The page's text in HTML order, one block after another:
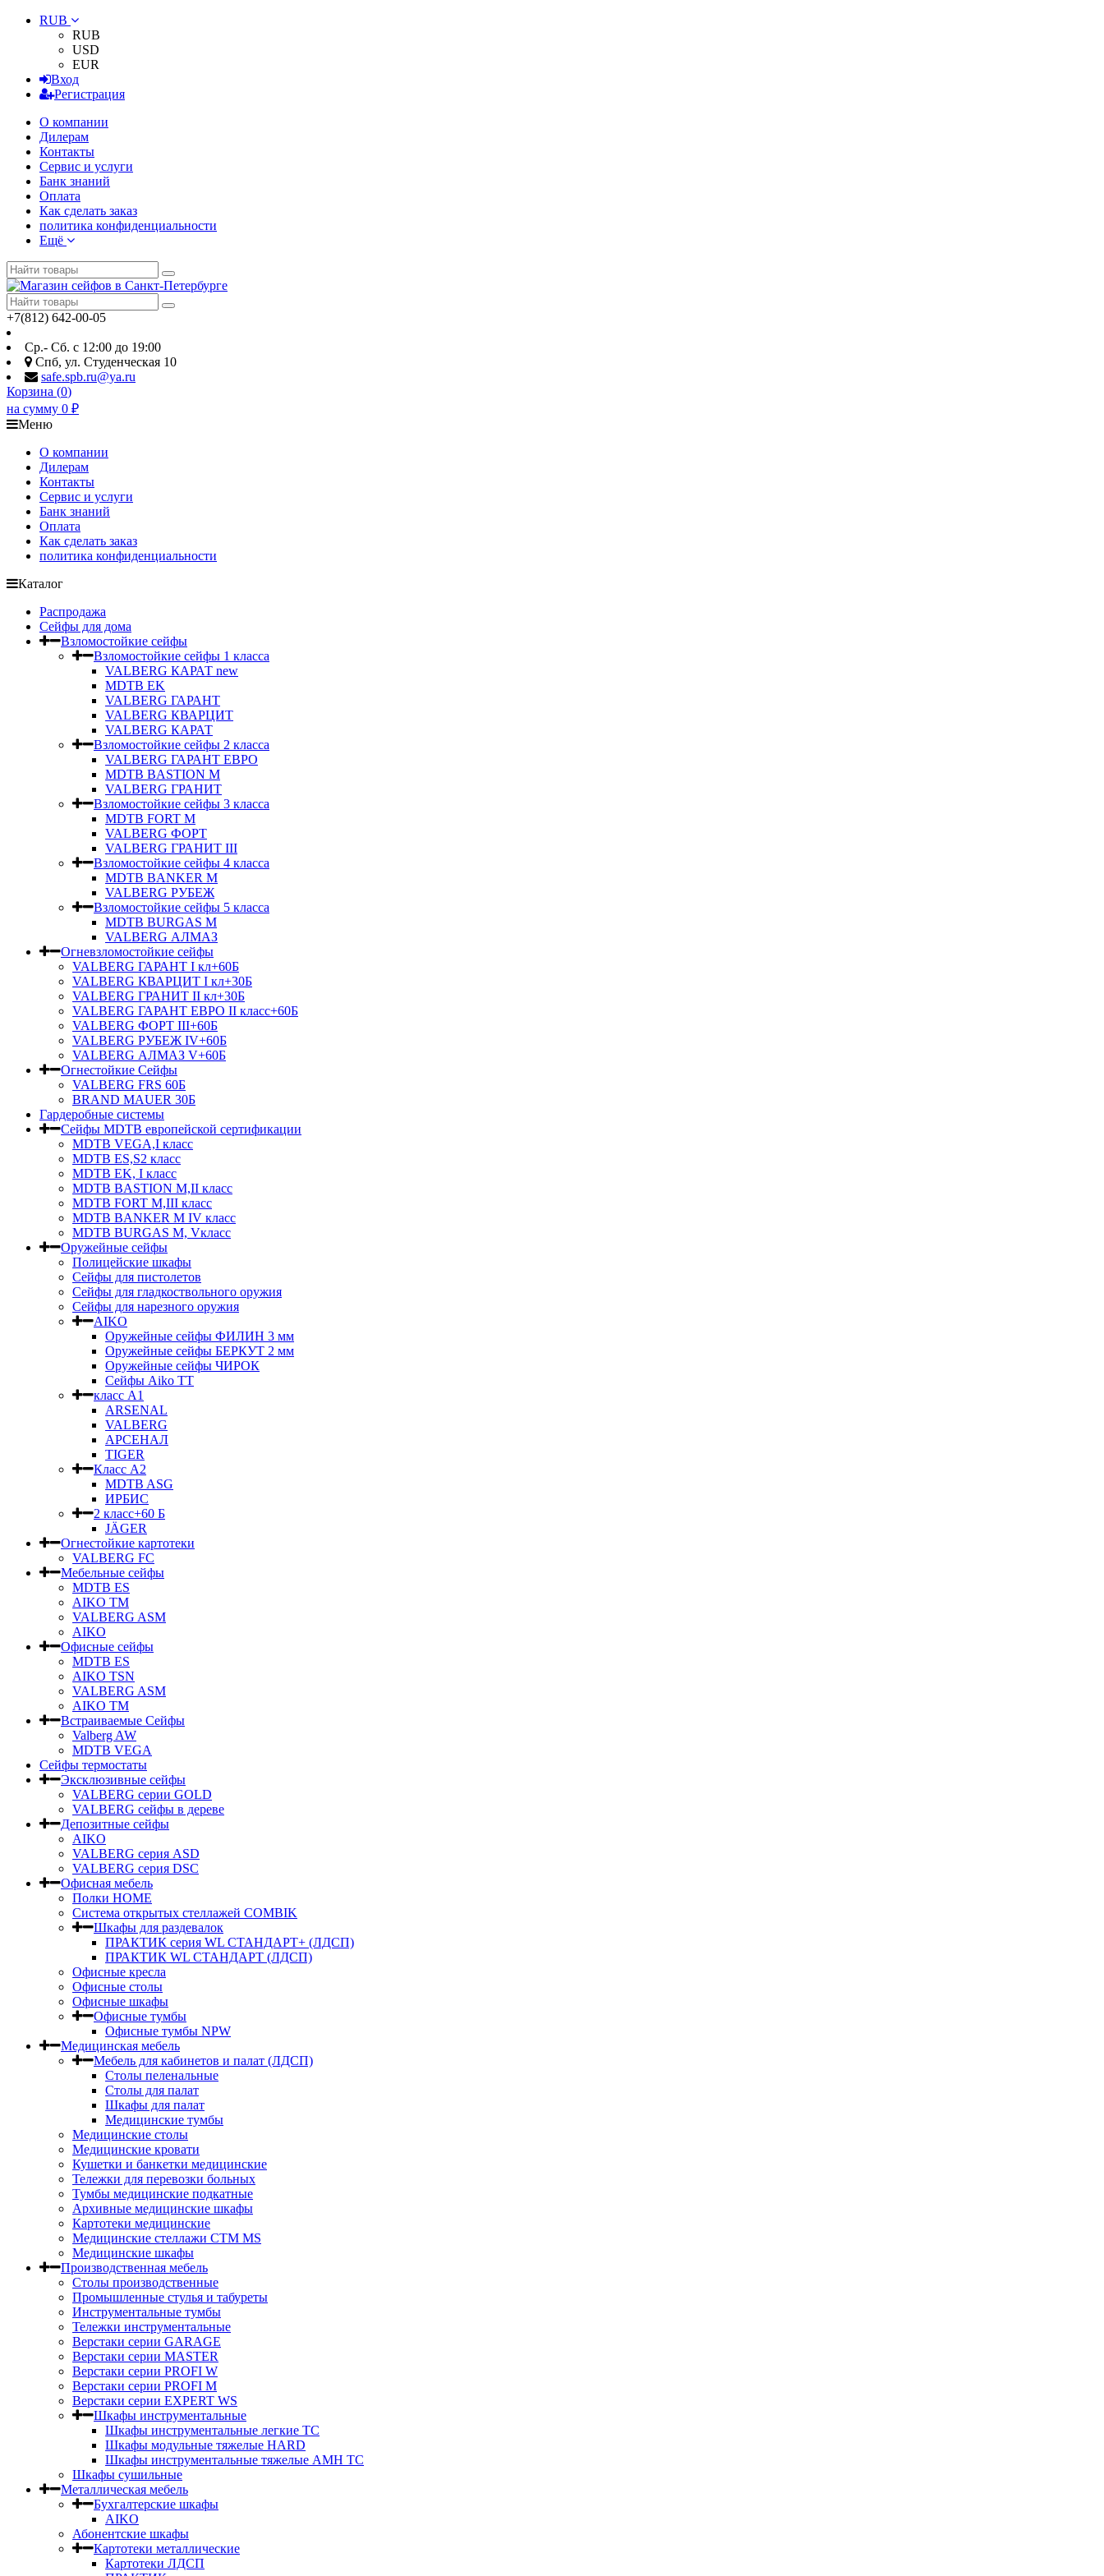
RUB
RUB
USD
EUR
Вход
Регистрация
О компании
Дилерам
Контакты
Сервис и услуги
Банк знаний
Оплата
Как сделать заказ
политика конфиденциальности
Ещё
+7(812) 642-00-05
Ср.- Сб. с 12:00 до 19:00
Спб, ул. Студенческая 10
safe.spb.ru@ya.ru
Корзина (0)
на сумму 0 ₽
Меню
О компании
Дилерам
Контакты
Сервис и услуги
Банк знаний
Оплата
Как сделать заказ
политика конфиденциальности
Каталог
Распродажа
Сейфы для дома
Взломостойкие сейфы
Взломостойкие сейфы 1 класса
VALBERG КАРАТ new
MDTB EK
VALBERG ГАРАНТ
VALBERG КВАРЦИТ
VALBERG КАРАТ
Взломостойкие сейфы 2 класса
VALBERG ГАРАНТ ЕВРО
MDTB BASTION M
VALBERG ГРАНИТ
Взломостойкие сейфы 3 класса
MDTB FORT M
VALBERG ФОРТ
VALBERG ГРАНИТ III
Взломостойкие сейфы 4 класса
MDTB BANKER M
VALBERG РУБЕЖ
Взломостойкие сейфы 5 класса
MDTB BURGAS M
VALBERG АЛМАЗ
Огневзломостойкие сейфы
VALBERG ГАРАНТ I кл+60Б
VALBERG КВАРЦИТ I кл+30Б
VALBERG ГРАНИТ II кл+30Б
VALBERG ГАРАНТ ЕВРО II класс+60Б
VALBERG ФОРТ III+60Б
VALBERG РУБЕЖ IV+60Б
VALBERG АЛМАЗ V+60Б
Огнестойкие Сейфы
VALBERG FRS 60Б
BRAND MAUER 30Б
Гардеробные системы
Сейфы MDTB европейской сертификации
MDTB VEGA,I класс
MDTB ES,S2 класс
MDTB EK, I класс
MDTB BASTION M,II класс
MDTB FORT M,III класс
MDTB BANKER M IV класс
MDTB BURGAS M, Vкласс
Оружейные сейфы
Полицейские шкафы
Сейфы для пистолетов
Сейфы для гладкоствольного оружия
Сейфы для нарезного оружия
AIKO
Оружейные сейфы ФИЛИН 3 мм
Оружейные сейфы БЕРКУТ 2 мм
Оружейные сейфы ЧИРОК
Сейфы Aikо ТТ
класс А1
ARSENAL
VALBERG
АРСЕНАЛ
TIGER
Класс А2
MDTB ASG
ИРБИС
2 класс+60 Б
JÄGER
Огнестойкие картотеки
VALBERG FC
Мебельные сейфы
MDTB ES
AIKO TM
VALBERG ASM
AIKO
Офисные сейфы
MDTB ES
AIKO TSN
VALBERG ASM
AIKO TM
Встраиваемые Сейфы
Valberg AW
MDTB VEGA
Сейфы термостаты
Эксклюзивные сейфы
VALBERG серии GOLD
VALBERG сейфы в дереве
Депозитные сейфы
AIKO
VALBERG серия ASD
VALBERG серия DSC
Офисная мебель
Полки HOME
Система открытых стеллажей COMBIK
Шкафы для раздевалок
ПРАКТИК серия WL СТАНДАРТ+ (ЛДСП)
ПРАКТИК WL СТАНДАРТ (ЛДСП)
Офисные кресла
Офисные столы
Офисные шкафы
Офисные тумбы
Офисные тумбы NPW
Медицинская мебель
Мебель для кабинетов и палат (ЛДСП)
Столы пеленальные
Столы для палат
Шкафы для палат
Медицинские тумбы
Медицинские столы
Медицинские кровати
Кушетки и банкетки медицинские
Тележки для перевозки больных
Тумбы медицинские подкатные
Архивные медицинские шкафы
Картотеки медицинские
Медицинские стеллажи CTM MS
Медицинские шкафы
Производственная мебель
Столы производственные
Промышленные стулья и табуреты
Инструментальные тумбы
Тележки инструментальные
Верстаки серии GARAGE
Верстаки серии MASTER
Верстаки серии PROFI W
Верстаки серии PROFI M
Верстаки серии EXPERT WS
Шкафы инструментальные
Шкафы инструментальные легкие ТС
Шкафы модульные тяжелые HARD
Шкафы инструментальные тяжелые AMH TC
Шкафы сушильные
Металлическая мебель
Бухгалтерские шкафы
AIKO
Абонентские шкафы
Картотеки металлические
Картотеки ЛДСП